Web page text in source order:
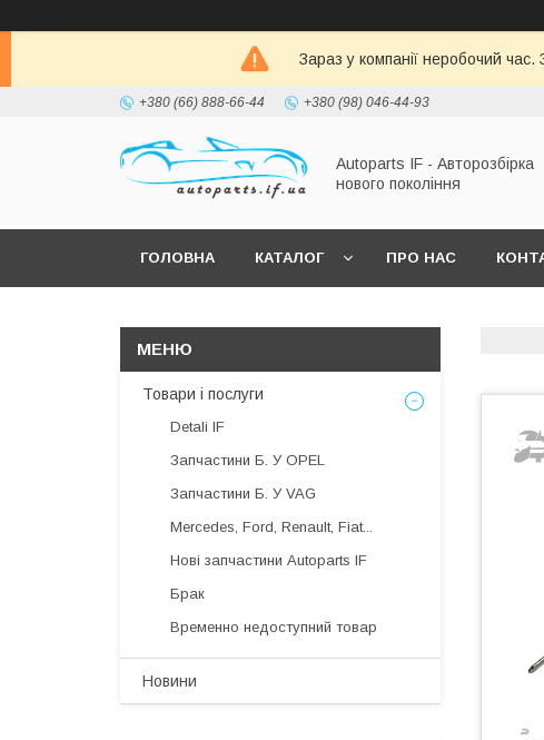
Зараз у компанії неробочий
+380 (66) 888-66-44 +380 (98) 046-44-93
Autoparts IF - Авторозбірка
нового покоління
ГОЛОВНА КАТАЛОГ ПРО НАС
Товари і послуги
Detali IF
Запчастини Б. У OPEL
Запчастини Б. У VAG
Mercedes, Ford, Renault, Fiat...
Нові запчастини Autoparts IF
Брак
Временно недоступний товар
Новини